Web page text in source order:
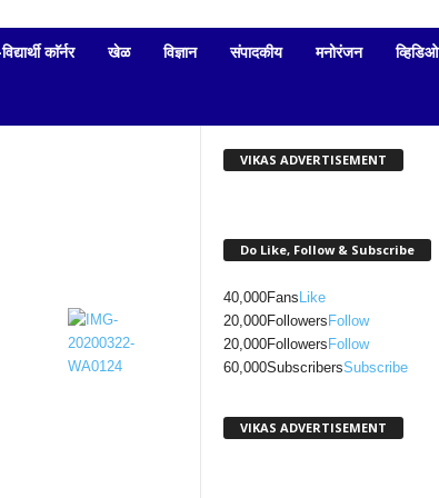
काॅर्नर खेळ विज्ञान संपादकीय मनोरंजन व्हिडिओ
VIKAS ADVERTISEMENT
Do Like, Follow & Subscribe
40,000Fans Like
20,000Followers Follow
20,000Followers Follow
60,000SubscribersSubscribe
VIKAS ADVERTISEMENT